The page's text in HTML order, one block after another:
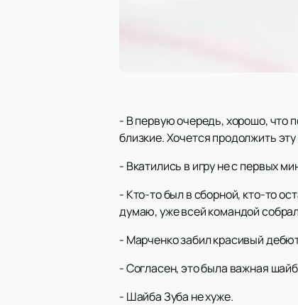
- В первую очередь, хорошо, что
близкие. Хочется продолжить
- Вкатились в игру не с первых
- Кто-то был в сборной, кто-то
думаю, уже всей командой
- Марченко забил красивый
- Согласен, это была важная
- Шайба Зуба не хуже.